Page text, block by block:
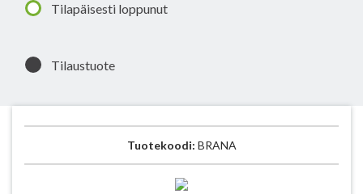
Tilapäisesti loppunut
Tilaustuote
Tuotekoodi: BRANA